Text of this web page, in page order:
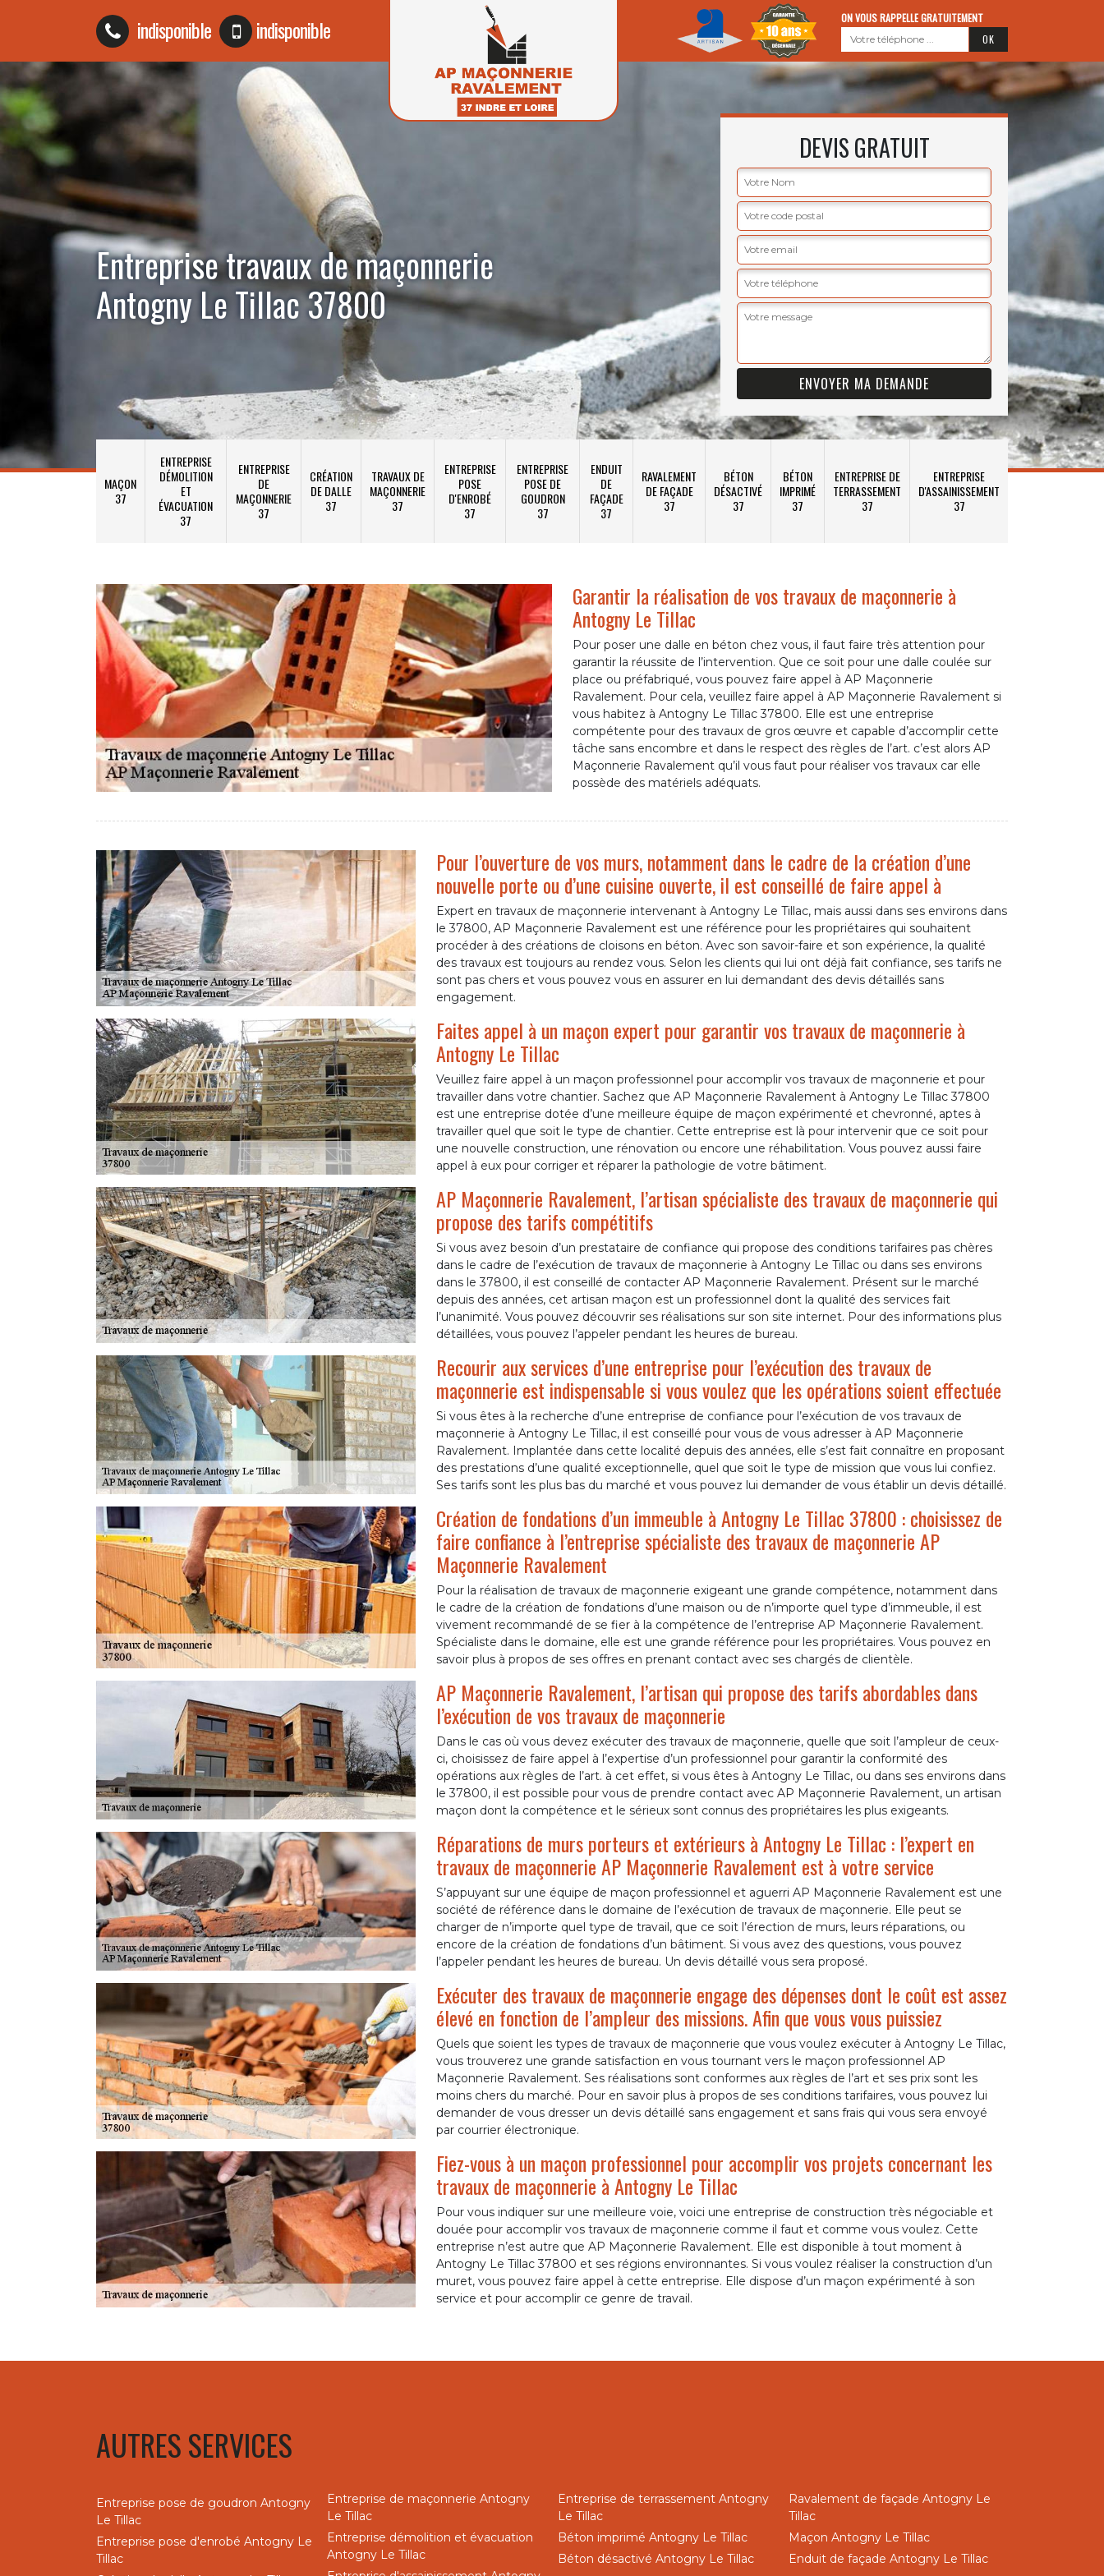
indisponible indisponible ON VOUS RAPPELLE GRATUITEMENT
Entreprise travaux de maçonnerie
Antogny Le Tillac 37800
DEVIS GRATUIT
MAÇON
37
ENTREPRISE
DÉMOLITION
ET
ÉVACUATION
37
ENTREPRISE
DE
MAÇONNERIE
37
CRÉATION
DE DALLE
37
TRAVAUX DE
MAÇONNERIE
37
ENTREPRISE
POSE
D'ENROBÉ
37
ENTREPRISE
POSE DE
GOUDRON
37
ENDUIT
DE
FAÇADE
37
RAVALEMENT
DE FAÇADE
37
BÉTON
DÉSACTIVÉ
37
BÉTON
IMPRIMÉ
37
ENTREPRISE DE
TERRASSEMENT
37
ENTREPRISE
D'ASSAINISSEMENT
37
Garantir la réalisation de vos travaux de maçonnerie à
Antogny Le Tillac
Pour poser une dalle en béton chez vous, il faut faire très attention pour
garantir la réussite de l’intervention. Que ce soit pour une dalle coulée sur
place ou préfabriqué, vous pouvez faire appel à AP Maçonnerie
Ravalement. Pour cela, veuillez faire appel à AP Maçonnerie Ravalement si
vous habitez à Antogny Le Tillac 37800. Elle est une entreprise
compétente pour des travaux de gros œuvre et capable d’accomplir cette
tâche sans encombre et dans le respect des règles de l’art. c’est alors AP
Maçonnerie Ravalement qu’il vous faut pour réaliser vos travaux car elle
possède des matériels adéquats.
Pour l’ouverture de vos murs, notamment dans le cadre de la création d’une
nouvelle porte ou d’une cuisine ouverte, il est conseillé de faire appel à
Expert en travaux de maçonnerie intervenant à Antogny Le Tillac, mais aussi dans ses environs dans
le 37800, AP Maçonnerie Ravalement est une référence pour les propriétaires qui souhaitent
procéder à des créations de cloisons en béton. Avec son savoir-faire et son expérience, la qualité
des travaux est toujours au rendez vous. Selon les clients qui lui ont déjà fait confiance, ses tarifs ne
sont pas chers et vous pouvez vous en assurer en lui demandant des devis détaillés sans
engagement.
Faites appel à un maçon expert pour garantir vos travaux de maçonnerie à
Antogny Le Tillac
Veuillez faire appel à un maçon professionnel pour accomplir vos travaux de maçonnerie et pour
travailler dans votre chantier. Sachez que AP Maçonnerie Ravalement à Antogny Le Tillac 37800
est une entreprise dotée d’une meilleure équipe de maçon expérimenté et chevronné, aptes à
travailler quel que soit le type de chantier. Cette entreprise est là pour intervenir que ce soit pour
une nouvelle construction, une rénovation ou encore une réhabilitation. Vous pouvez aussi faire
appel à eux pour corriger et réparer la pathologie de votre bâtiment.
AP Maçonnerie Ravalement, l’artisan spécialiste des travaux de maçonnerie qui
propose des tarifs compétitifs
Si vous avez besoin d’un prestataire de confiance qui propose des conditions tarifaires pas chères
dans le cadre de l’exécution de travaux de maçonnerie à Antogny Le Tillac ou dans ses environs
dans le 37800, il est conseillé de contacter AP Maçonnerie Ravalement. Présent sur le marché
depuis des années, cet artisan maçon est un professionnel dont la qualité des services fait
l’unanimité. Vous pouvez découvrir ses réalisations sur son site internet. Pour des informations plus
détaillées, vous pouvez l’appeler pendant les heures de bureau.
Recourir aux services d’une entreprise pour l’exécution des travaux de
maçonnerie est indispensable si vous voulez que les opérations soient effectuée
Si vous êtes à la recherche d’une entreprise de confiance pour l’exécution de vos travaux de
maçonnerie à Antogny Le Tillac, il est conseillé pour vous de vous adresser à AP Maçonnerie
Ravalement. Implantée dans cette localité depuis des années, elle s’est fait connaître en proposant
des prestations d’une qualité exceptionnelle, quel que soit le type de mission que vous lui confiez.
Ses tarifs sont les plus bas du marché et vous pouvez lui demander de vous établir un devis détaillé.
Création de fondations d’un immeuble à Antogny Le Tillac 37800 : choisissez de
faire confiance à l’entreprise spécialiste des travaux de maçonnerie AP
Maçonnerie Ravalement
Pour la réalisation de travaux de maçonnerie exigeant une grande compétence, notamment dans
le cadre de la création de fondations d’une maison ou de n’importe quel type d’immeuble, il est
vivement recommandé de se fier à la compétence de l’entreprise AP Maçonnerie Ravalement.
Spécialiste dans le domaine, elle est une grande référence pour les propriétaires. Vous pouvez en
savoir plus à propos de ses offres en prenant contact avec ses chargés de clientèle.
AP Maçonnerie Ravalement, l’artisan qui propose des tarifs abordables dans
l’exécution de vos travaux de maçonnerie
Dans le cas où vous devez exécuter des travaux de maçonnerie, quelle que soit l’ampleur de ceux-
ci, choisissez de faire appel à l’expertise d’un professionnel pour garantir la conformité des
opérations aux règles de l’art. à cet effet, si vous êtes à Antogny Le Tillac, ou dans ses environs dans
le 37800, il est possible pour vous de prendre contact avec AP Maçonnerie Ravalement, un artisan
maçon dont la compétence et le sérieux sont connus des propriétaires les plus exigeants.
Réparations de murs porteurs et extérieurs à Antogny Le Tillac : l’expert en
travaux de maçonnerie AP Maçonnerie Ravalement est à votre service
S’appuyant sur une équipe de maçon professionnel et aguerri AP Maçonnerie Ravalement est une
société de référence dans le domaine de l’exécution de travaux de maçonnerie. Elle peut se
charger de n’importe quel type de travail, que ce soit l’érection de murs, leurs réparations, ou
encore de la création de fondations d’un bâtiment. Si vous avez des questions, vous pouvez
l’appeler pendant les heures de bureau. Un devis détaillé vous sera proposé.
Exécuter des travaux de maçonnerie engage des dépenses dont le coût est assez
élevé en fonction de l’ampleur des missions. Afin que vous vous puissiez
Quels que soient les types de travaux de maçonnerie que vous voulez exécuter à Antogny Le Tillac,
vous trouverez une grande satisfaction en vous tournant vers le maçon professionnel AP
Maçonnerie Ravalement. Ses réalisations sont conformes aux règles de l’art et ses prix sont les
moins chers du marché. Pour en savoir plus à propos de ses conditions tarifaires, vous pouvez lui
demander de vous dresser un devis détaillé sans engagement et sans frais qui vous sera envoyé
par courrier électronique.
Fiez-vous à un maçon professionnel pour accomplir vos projets concernant les
travaux de maçonnerie à Antogny Le Tillac
Pour vous indiquer sur une meilleure voie, voici une entreprise de construction très négociable et
douée pour accomplir vos travaux de maçonnerie comme il faut et comme vous voulez. Cette
entreprise n’est autre que AP Maçonnerie Ravalement. Elle est disponible à tout moment à
Antogny Le Tillac 37800 et ses régions environnantes. Si vous voulez réaliser la construction d’un
muret, vous pouvez faire appel à cette entreprise. Elle dispose d’un maçon expérimenté à son
service et pour accomplir ce genre de travail.
AUTRES SERVICES
Entreprise pose de goudron Antogny
Le Tillac
Entreprise pose d'enrobé Antogny Le
Tillac
Entreprise de maçonnerie Antogny
Le Tillac
Entreprise démolition et évacuation
Antogny Le Tillac
Entreprise de terrassement Antogny
Le Tillac
Béton imprimé Antogny Le Tillac
Béton désactivé Antogny Le Tillac
Ravalement de façade Antogny Le
Tillac
Maçon Antogny Le Tillac
Enduit de façade Antogny Le Tillac